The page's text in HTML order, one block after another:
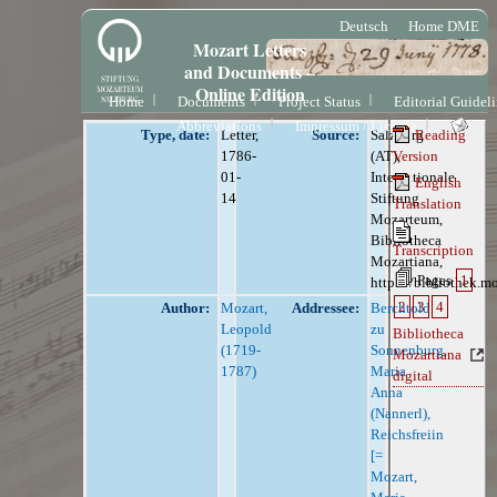
Deutsch Home DME
Mozart Letters
and Documents –
Online Edition
Home Documents Project Status
Editorial
Abbreviations
Impressum / License
Type, date:
Letter,
1786-
01-
14
Source:
Salzburg
(AT),
Internationale
Stiftung
Mozarteum,
Bibliotheca
Mozartiana,
https://
Author:
Mozart,
Leopold
(1719-
1787)
Addressee:
Berchtold
zu
Sonnenburg,
Maria
Anna
(Nannerl),
Reichsfreiin
[=
Mozart,
Reading
Version
English
Translation
Transcription
Pages 1
2
3
4
Bibliotheca
Mozartiana
digital